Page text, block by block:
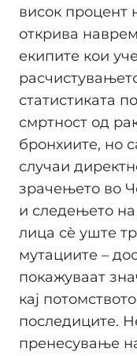
висок процент
открива
екипите кои
статистиката
смртност од
бронхиите, но
случаи
зрачењето во
и следењето на
лица сè уште
мутациите –
покажуваат
кај
последиците.
пренесување